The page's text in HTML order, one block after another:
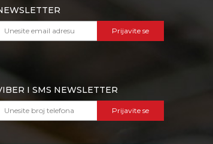
Prijavite se
I SMS NEWSLETTER
Prijavite se